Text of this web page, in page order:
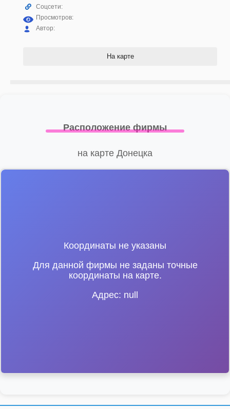
Соцсети:
Просмотров:
Автор:
На карте
Расположение фирмы
на карте Донецка
Координаты не указаны
Для данной фирмы не заданы точные
координаты на карте.
Адрес: null